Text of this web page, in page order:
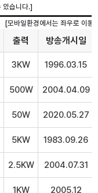
출력 방송개시일
3KW 1996.03.15
500W 2004.04.09
50W 2020.05.27
5KW 1983.09.26
2.5KW 2004.07.31
1KW 2005.12